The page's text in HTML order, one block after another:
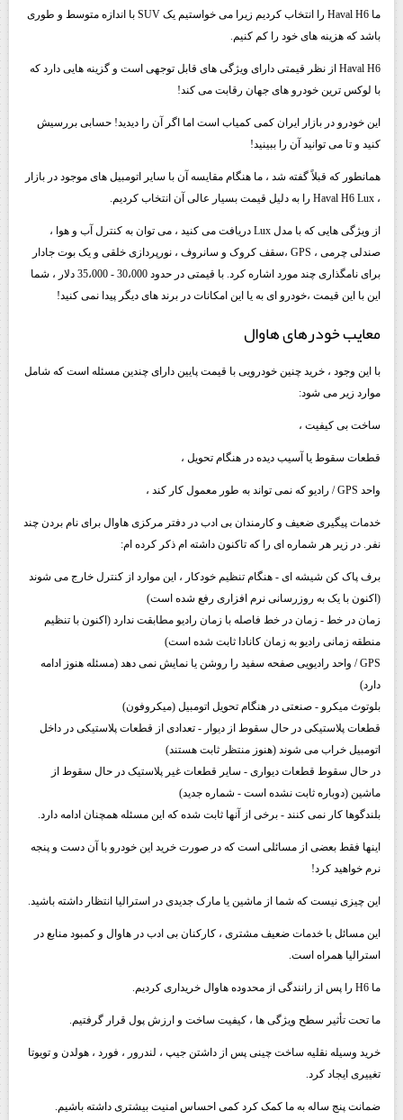
ما Haval H6 را انتخاب کردیم زیرا می خواستیم یک SUV با اندازه متوسط ​​و طوری
باشد که هزینه های خود را کم کنیم.
Haval H6 از نظر قیمتی دارای ویژگی های قابل توجهی است و گزینه هایی دارد که
با لوکس ترین خودرو های جهان رقابت می کند!
این خودرو در بازار ایران کمی کمیاب است اما اگر آن را دیدید! حسابی بررسیش
کنید و تا می توانید آن را ببینید!
همانطور که قبلاً گفته شد ، ما هنگام مقایسه آن با سایر اتومبیل های موجود در بازار
، Haval H6 Lux را به دلیل قیمت بسیار عالی آن انتخاب کردیم.
از ویژگی هایی که با مدل Lux دریافت می کنید ، می توان به کنترل آب و هوا ،
صندلی چرمی ، GPS ،سقف کروک و سانروف ، نورپردازی خلقی و یک بوت جادار
برای نامگذاری چند مورد اشاره کرد. با قیمتی در حدود 30،000 - 35،000 دلار ، شما
این با این قیمت ،خودرو ای به یا این امکانات در برند های دیگر پیدا نمی کنید!
معایب خودرهای هاوال
با این وجود ، خرید چنین خودرویی با قیمت پایین دارای چندین مسئله است که شامل
موارد زیر می شود:
ساخت بی کیفیت ،
قطعات سقوط یا آسیب دیده در هنگام تحویل ،
واحد GPS / رادیو که نمی تواند به طور معمول کار کند ،
خدمات پیگیری ضعیف و کارمندان بی ادب در دفتر مرکزی هاوال برای نام بردن چند
نفر. در زیر هر شماره ای را که تاکنون داشته ام ذکر کرده ام:
برف پاک کن شیشه ای - هنگام تنظیم خودکار ، این موارد از کنترل خارج می شوند
(اکنون با یک به روزرسانی نرم افزاری رفع شده است)
زمان در خط - زمان در خط فاصله با زمان رادیو مطابقت ندارد (اکنون با تنظیم
منطقه زمانی رادیو به زمان کانادا ثابت شده است)
GPS / واحد رادیویی صفحه سفید را روشن یا نمایش نمی دهد (مسئله هنوز ادامه
دارد)
بلوتوث میکرو - صنعتی در هنگام تحویل اتومبیل (میکروفون)
قطعات پلاستیکی در حال سقوط از دیوار - تعدادی از قطعات پلاستیکی در داخل
اتومبیل خراب می شوند (هنوز منتظر ثابت هستند)
در حال سقوط قطعات دیواری - سایر قطعات غیر پلاستیک در حال سقوط از
ماشین (دوباره ثابت نشده است - شماره جدید)
بلندگوها کار نمی کنند - برخی از آنها ثابت شده که این مسئله همچنان ادامه دارد.
اینها فقط بعضی از مسائلی است که در صورت خرید این خودرو با آن دست و پنجه
نرم خواهید کرد!
این چیزی نیست که شما از ماشین یا مارک جدیدی در استرالیا انتظار داشته باشید.
این مسائل با خدمات ضعیف مشتری ، کارکنان بی ادب در هاوال و کمبود منابع در
استرالیا همراه است.
ما H6 را پس از رانندگی از محدوده هاوال خریداری کردیم.
ما تحت تأثیر سطح ویژگی ها ، کیفیت ساخت و ارزش پول قرار گرفتیم.
خرید وسیله نقلیه ساخت چینی پس از داشتن جیپ ، لندرور ، فورد ، هولدن و تویوتا
تغییری ایجاد کرد.
ضمانت پنج ساله به ما کمک کرد کمی احساس امنیت بیشتری داشته باشیم.